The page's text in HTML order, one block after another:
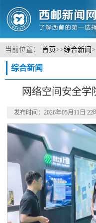
当前位置： 首页>>综合新闻
综合新闻
网络空间安全学
发布时间：2026年05月11日